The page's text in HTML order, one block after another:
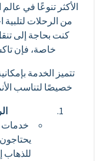
الأكثر تنوعًا في
من الرحلات لتلبية
كنت بحاجة إلى
خاصة، فإن
تتميز الخدمة
خصيصًا لتناسب
خدمات
للذهاب